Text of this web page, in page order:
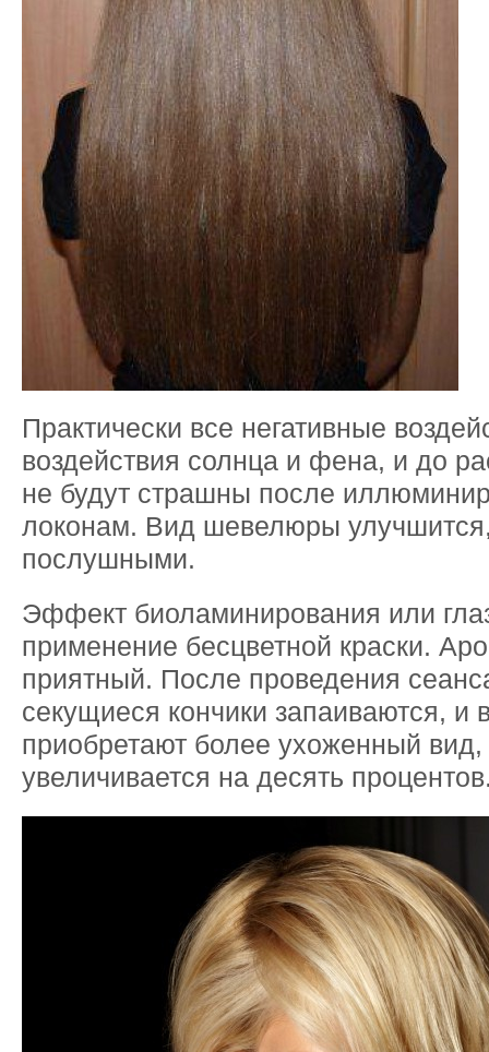
Практически все негативные
воздействия солнца и фена, и до
не будут страшны после
локонам. Вид шевелюры
послушными.
Эффект биоламинирования или
применение бесцветной краски.
приятный. После проведения
секущиеся кончики запаиваются, и
приобретают более ухоженный
увеличивается на десять